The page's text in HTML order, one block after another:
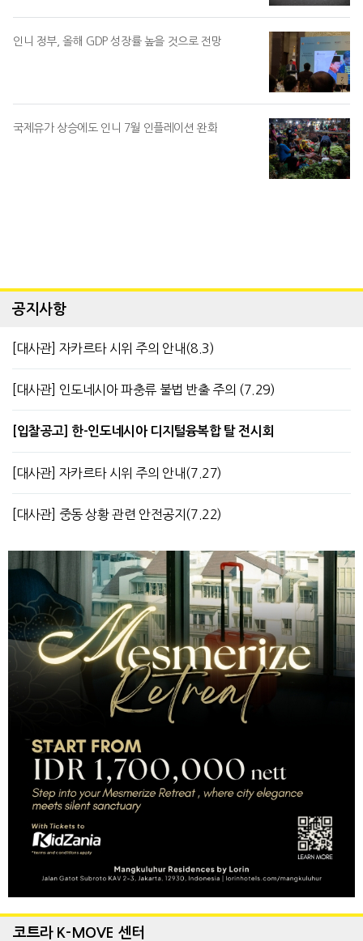
인니 정부, 올해 GDP 성장률 높을 것으로 전망
국제유가 상승에도 인니 7월 인플레이션 완화
공지사항
[대사관] 자카르타 시위 주의 안내(8.3)
[대사관] 인도네시아 파충류 불법 반출 주의 (7.29)
[입찰공고] 한-인도네시아 디지털융복합 탈 전시회
[대사관] 자카르타 시위 주의 안내(7.27)
[대사관] 중동 상황 관련 안전공지(7.22)
코트라 K-MOVE 센터